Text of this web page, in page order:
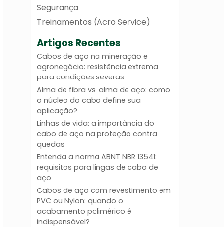
Segurança
Treinamentos (Acro Service)
Artigos Recentes
Cabos de aço na mineração e
agronegócio: resistência extrema
para condições severas
Alma de fibra vs. alma de aço: como
o núcleo do cabo define sua
aplicação?
Linhas de vida: a importância do
cabo de aço na proteção contra
quedas
Entenda a norma ABNT NBR 13541:
requisitos para lingas de cabo de
aço
Cabos de aço com revestimento em
PVC ou Nylon: quando o
acabamento polimérico é
indispensável?